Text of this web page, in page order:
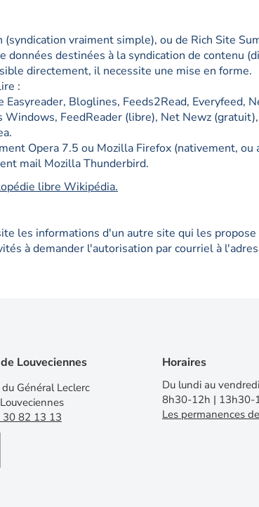
vraiment simple), ou de Rich Site
destinées à la syndication de contenu
directement, il necessite une mise en forme.
:
Bloglines, Feeds2Read, Everyfeed,
FeedReader (libre), Net Newz
Opera 7.5 ou Mozilla Firefox (nativement, ou
mail Mozilla Thunderbird.
libre Wikipédia.
les informations d'un autre site qui les
à demander l'autorisation par courriel à
Louveciennes
Général Leclerc
30 82 13 13
Horaires
Du lundi au vendredi
8h30-12h | 13h30-
Les permanences